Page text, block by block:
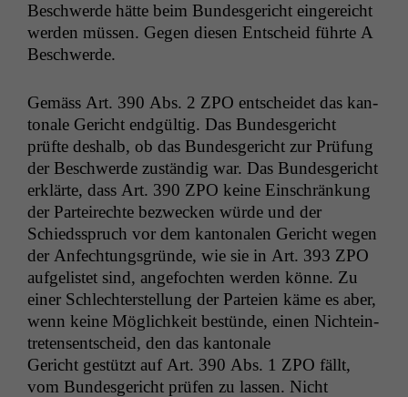
Beschw­erde hätte beim Bun­des­gericht ein­gere­icht
wer­den müssen. Gegen diesen Entscheid führte A
Beschwerde.
Gemäss Art. 390 Abs. 2 ZPO entschei­det das kan­
tonale Gericht endgültig. Das Bun­des­gericht
prüfte deshalb, ob das Bun­des­gericht zur Prü­fung
der Beschw­erde zuständig war. Das Bun­des­gericht
erk­lärte, dass Art. 390 ZPO keine Ein­schränkung
der Parteirechte bezweck­en würde und der
Schiedsspruch vor dem kan­tonalen Gericht wegen
der Anfech­tungs­gründe, wie sie in Art. 393 ZPO
aufge­lis­tet sind, ange­focht­en wer­den könne. Zu
ein­er Schlechter­stel­lung der Parteien käme es aber,
wenn keine Möglichkeit bestünde, einen Nichtein­
tretensentscheid, den das kan­tonale
Gericht gestützt auf Art. 390 Abs. 1 ZPO fällt,
vom Bun­des­gericht prüfen zu lassen. Nicht